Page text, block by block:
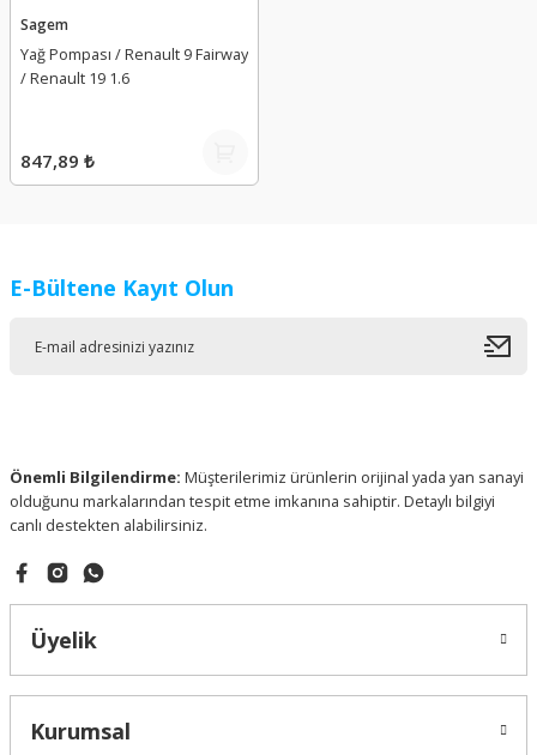
Sagem
Yağ Pompası / Renault 9 Fairway
/ Renault 19 1.6
847,89 ₺
E-Bültene Kayıt Olun
Önemli Bilgilendirme: Müşterilerimiz ürünlerin orijinal yada yan sanayi
olduğunu markalarından tespit etme imkanına sahiptir. Detaylı bilgiyi
canlı destekten alabilirsiniz.
Üyelik
Kurumsal